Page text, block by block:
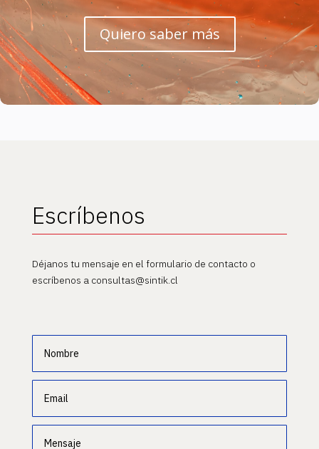
Quiero saber más
Escríbenos
Déjanos tu mensaje en el formulario de contacto o
escríbenos a consultas@sintik.cl